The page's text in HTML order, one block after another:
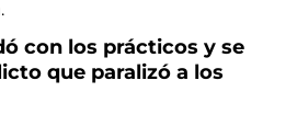
con los prácticos y se
que paralizó a los